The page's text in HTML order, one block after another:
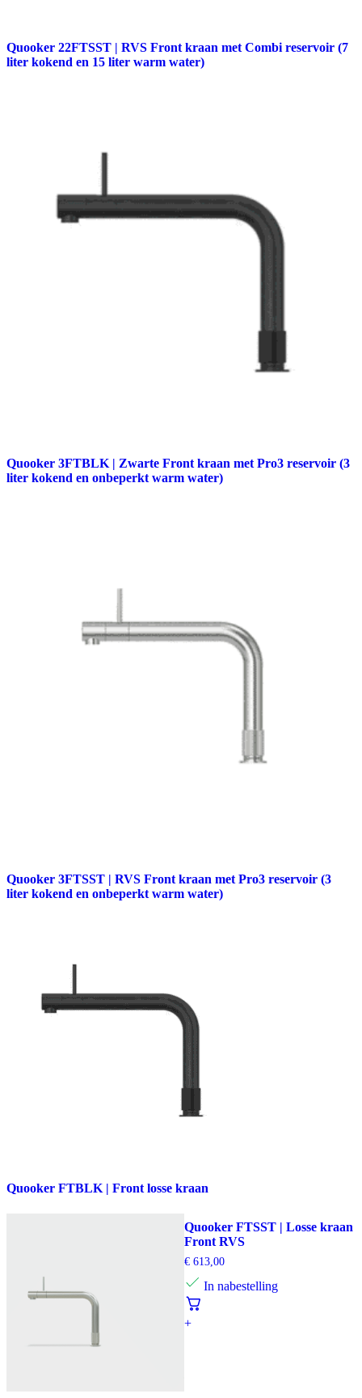
Quooker 22FTSST | RVS Front kraan met Combi reservoir (7
liter kokend en 15 liter warm water)
Quooker 3FTBLK | Zwarte Front kraan met Pro3 reservoir (3
liter kokend en onbeperkt warm water)
Quooker 3FTSST | RVS Front kraan met Pro3 reservoir (3
liter kokend en onbeperkt warm water)
Quooker FTBLK | Front losse kraan
Quooker FTSST | Losse kraan
Front RVS
€ 613,00
In nabestelling
+